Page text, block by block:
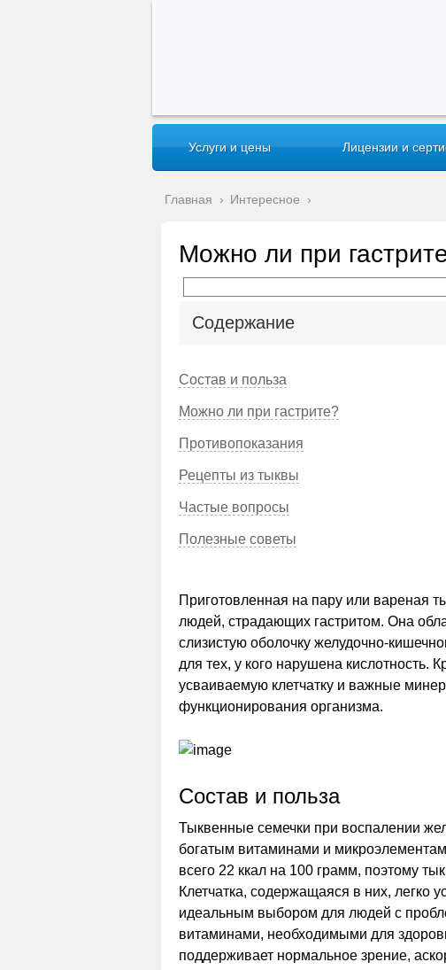
Услуги и цены Лицензии и
Главная › Интересное ›
Можно ли при
Содержание
Состав и польза
Можно ли при гастрите?
Противопоказания
Рецепты из тыквы
Частые вопросы
Полезные советы
Приготовленная на пару или вареная
людей, страдающих гастритом. Она
слизистую оболочку желудочно-
для тех, у кого нарушена кислотность.
усваиваемую клетчатку и важные
функционирования организма.
Состав и польза
Тыквенные семечки при воспалении
богатым витаминами и
всего 22 ккал на 100 грамм, поэтому
Клетчатка, содержащаяся в них, легко
идеальным выбором для людей с
витаминами, необходимыми для
поддерживает нормальное зрение,